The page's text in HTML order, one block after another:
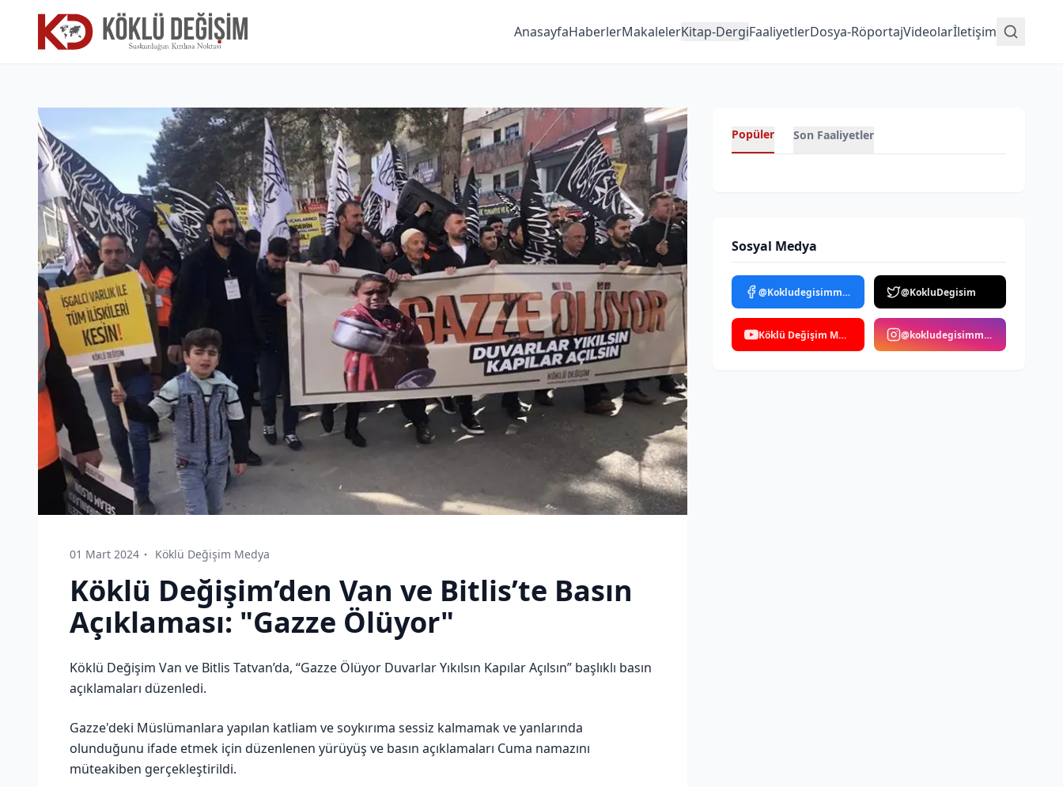
AnasayfaHaberlerMakalelerKitap-DergiFaaliyetlerDosya-RöportajVideolarİletişim
01 Mart 2024 Köklü Değişim Medya
Köklü Değişim’den Van ve Bitlis’te Basın
Açıklaması: "Gazze Ölüyor"
Köklü Değişim Van ve Bitlis Tatvan’da, “Gazze Ölüyor Duvarlar Yıkılsın Kapılar Açılsın” başlıklı basın
açıklamaları düzenledi.
Gazze'deki Müslümanlara yapılan katliam ve soykırıma sessiz kalmamak ve yanlarında
olunduğunu ifade etmek için düzenlenen yürüyüş ve basın açıklamaları Cuma namazını
müteakiben gerçekleştirildi.
Popüler Son Faaliyetler
Sosyal Medya
@Kokludegisimmedya @KokluDegisim
Köklü Değişim Medya @kokludegisimmedya